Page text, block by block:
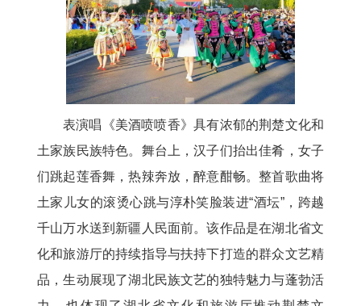
表演唱《美酒喷喷香》具有浓郁的荆楚文化和
土家族民族特色。舞台上，汉子们抬出佳肴，女子
们跳起莲香舞，热辣奔放，醉意酣畅。整首歌曲将
土家儿女的滚烫心跳与淳朴笑脸装进“酒坛”，跨越
千山万水送到新疆人民面前。该作品是在湖北省文
化和旅游厅的持续指导与扶持下打造的群众文艺精
品，生动展现了湖北民族文艺的独特魅力与蓬勃活